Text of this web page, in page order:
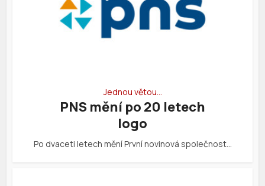
Jednou větou…
PNS mění po 20 letech
logo
Po dvaceti letech mění První novinová společnost…